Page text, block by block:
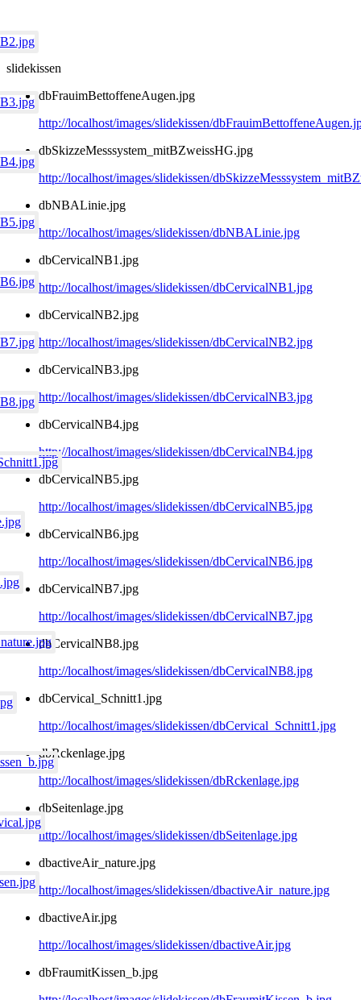
slidekissen
dbFrauimBettoffeneAugen.jpg
http://localhost/images/slidekissen/
dbSkizzeMesssystem_mitBZweissHG.jpg
http://localhost/images/slidekissen/
dbNBALinie.jpg
http://localhost/images/slidekissen/dbNBALinie.jpg
dbCervicalNB1.jpg
http://localhost/images/slidekissen/dbCervicalNB1.jpg
dbCervicalNB2.jpg
http://localhost/images/slidekissen/dbCervicalNB2.jpg
dbCervicalNB3.jpg
http://localhost/images/slidekissen/dbCervicalNB3.jpg
dbCervicalNB4.jpg
http://localhost/images/slidekissen/dbCervicalNB4.jpg
dbCervicalNB5.jpg
http://localhost/images/slidekissen/dbCervicalNB5.jpg
dbCervicalNB6.jpg
http://localhost/images/slidekissen/dbCervicalNB6.jpg
dbCervicalNB7.jpg
http://localhost/images/slidekissen/dbCervicalNB7.jpg
dbCervicalNB8.jpg
http://localhost/images/slidekissen/dbCervicalNB8.jpg
dbCervical_Schnitt1.jpg
http://localhost/images/slidekissen/dbCervical_Schnitt1.jpg
dbRckenlage.jpg
http://localhost/images/slidekissen/dbRckenlage.jpg
dbSeitenlage.jpg
http://localhost/images/slidekissen/dbSeitenlage.jpg
dbactiveAir_nature.jpg
http://localhost/images/slidekissen/dbactiveAir_nature.jpg
dbactiveAir.jpg
http://localhost/images/slidekissen/dbactiveAir.jpg
dbFraumitKissen_b.jpg